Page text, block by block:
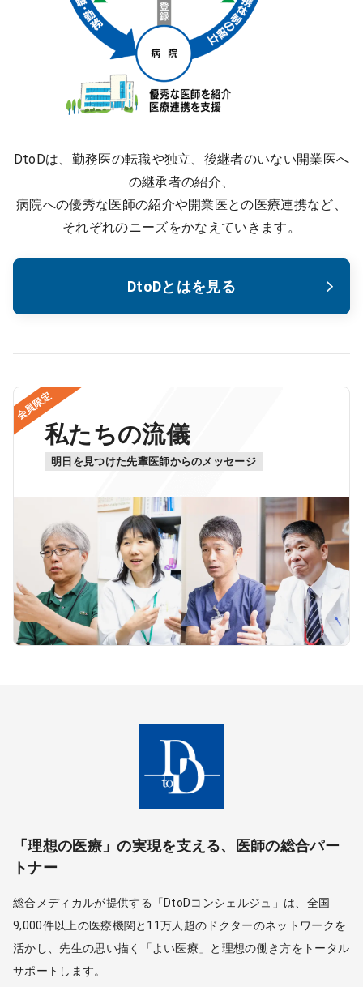
DtoDは、勤務医の転職や独立、後継者のいない開業医へ
の継承者の紹介、
病院への優秀な医師の紹介や開業医との医療連携など、
それぞれのニーズをかなえていきます。
DtoDとはを見る
会員限定
私たちの流儀
明日を見つけた先輩医師からのメッセージ
「理想の医療」の実現を支える、医師の総合パー
トナー
総合メディカルが提供する「DtoDコンシェルジュ」は、全国
9,000件以上の医療機関と11万人超のドクターのネットワークを
活かし、先生の思い描く「よい医療」と理想の働き方をトータル
サポートします。